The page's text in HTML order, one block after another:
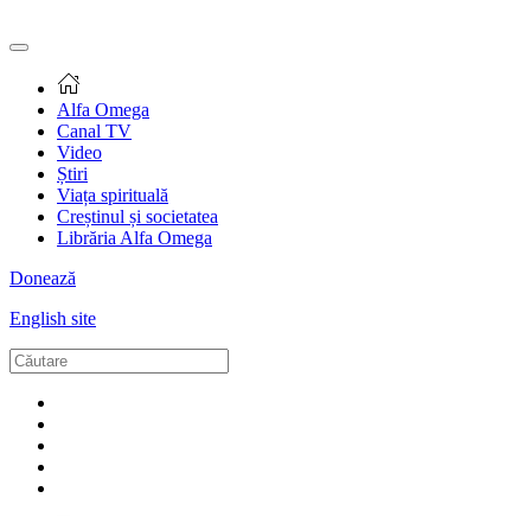
Alfa Omega
Canal TV
Video
Știri
Viața spirituală
Creștinul și societatea
Librăria Alfa Omega
Donează
English site